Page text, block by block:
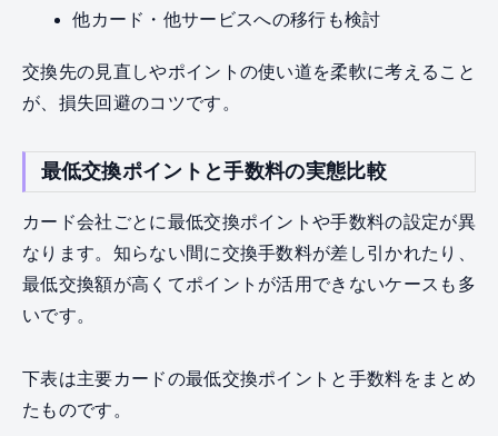
他カード・他サービスへの移行も検討
交換先の見直しやポイントの使い道を柔軟に考えること
が、損失回避のコツです。
最低交換ポイントと手数料の実態比較
カード会社ごとに最低交換ポイントや手数料の設定が異
なります。知らない間に交換手数料が差し引かれたり、
最低交換額が高くてポイントが活用できないケースも多
いです。
下表は主要カードの最低交換ポイントと手数料をまとめ
たものです。